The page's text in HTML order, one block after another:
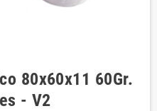
80x60x11 60Gr.
- V2